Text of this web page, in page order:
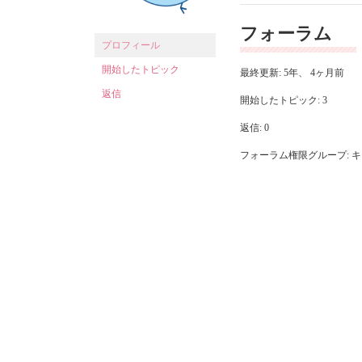
プロフィール
開始したトピック
返信
フォーラム
最終更新: 5年、 4ヶ月前
開始したトピック: 3
返信: 0
フォーラム権限グループ: